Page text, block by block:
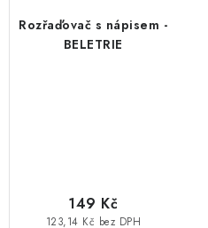
Rozřaďovač s nápisem -
BELETRIE
123,14 Kč bez DPH
149 Kč